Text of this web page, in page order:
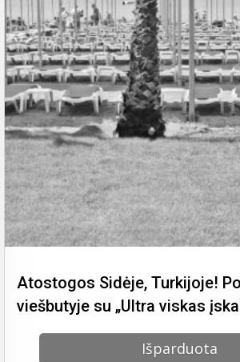
Atostogos Sidėje, Turkijoje!
viešbutyje su „Ultra viskas
Išparduota